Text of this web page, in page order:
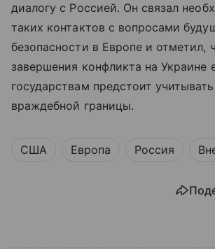
диалогу с Россией. Он связал
таких контактов с вопросами
безопасности в Европе и отметил,
завершения конфликта на Украине
государствам предстоит
враждебной границы.
США Европа Россия